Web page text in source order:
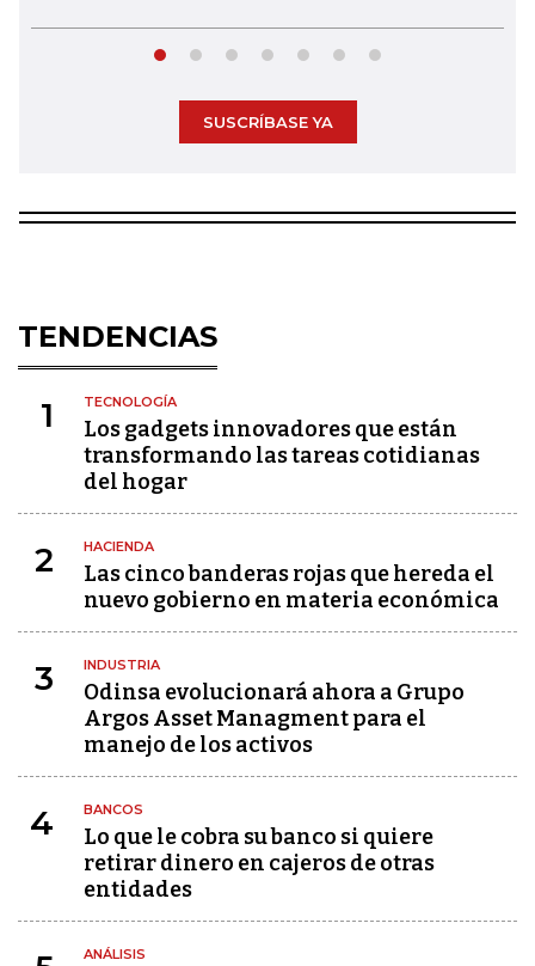
SUSCRÍBASE YA
TENDENCIAS
1 TECNOLOGÍA
Los gadgets innovadores que están
transformando las tareas cotidianas
del hogar
2 HACIENDA
Las cinco banderas rojas que hereda el
nuevo gobierno en materia económica
3 INDUSTRIA
Odinsa evolucionará ahora a Grupo
Argos Asset Managment para el
manejo de los activos
4 BANCOS
Lo que le cobra su banco si quiere
retirar dinero en cajeros de otras
entidades
ANÁLISIS